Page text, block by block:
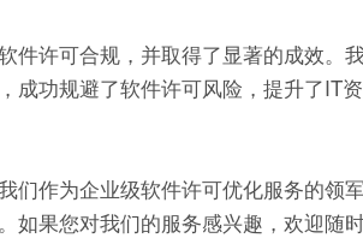
件许可合规，并取得了显著的成效。
功规避了软件许可风险，提升了IT资
们作为企业级软件许可优化服务的领
如果您对我们的服务感兴趣，欢迎随